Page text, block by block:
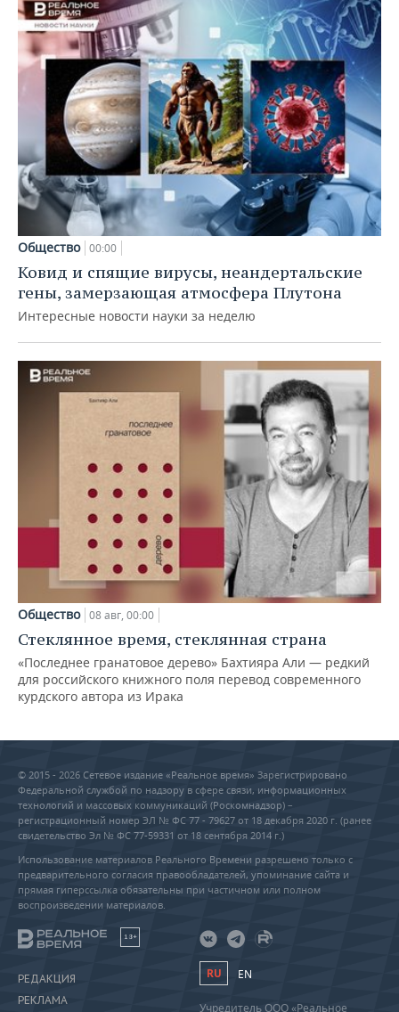
Общество 00:00
Ковид и спящие вирусы, неандертальские
гены, замерзающая атмосфера Плутона
Интересные новости науки за неделю
Общество 08 авг, 00:00
Стеклянное время, стеклянная страна
«Последнее гранатовое дерево» Бахтияра Али — редкий
для российского книжного поля перевод современного
курдского автора из Ирака
© 2015 - 2026 Сетевое издание «Реальное время» Зарегистрировано
Федеральной службой по надзору в сфере связи, информационных
технологий и массовых коммуникаций (Роскомнадзор) –
регистрационный номер ЭЛ № ФС 77 - 79627 от 18 декабря 2020 г. (ранее
свидетельство Эл № ФС 77-59331 от 18 сентября 2014 г.)
Использование материалов Реального Времени разрешено только с
предварительного согласия правообладателей, упоминание сайта и
прямая гиперссылка обязательны при частичном или полном
воспроизведении материалов.
18+
РЕДАКЦИЯ
РЕКЛАМА
RU EN
Учредитель ООО «Реальное